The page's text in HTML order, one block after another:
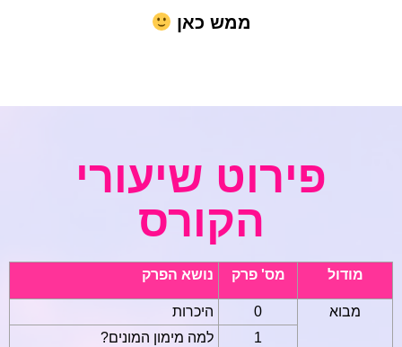
ממש כאן
פירוט שיעורי
הקורס
מודול מס' פרק נושא הפרק
מבוא 0
היכרות
1
למה מימון המונים?